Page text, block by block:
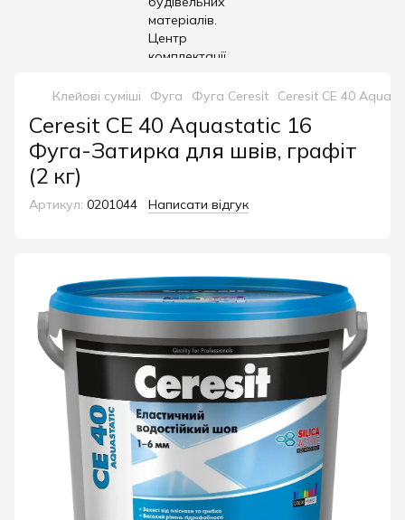
Клейові суміші Фуга Фуга Ceresit Ceresit CE 40
Ceresit CE 40 Aquastatic 16
Фуга-Затирка для швів, графіт
(2 кг)
Артикул: 0201044 Написати відгук